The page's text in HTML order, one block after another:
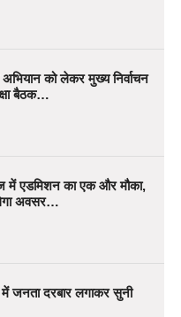
अभियान को लेकर मुख्य निर्वाचन
बैठक…
में एडमिशन का एक और मौका,
अवसर…
में जनता दरबार लगाकर सुनी